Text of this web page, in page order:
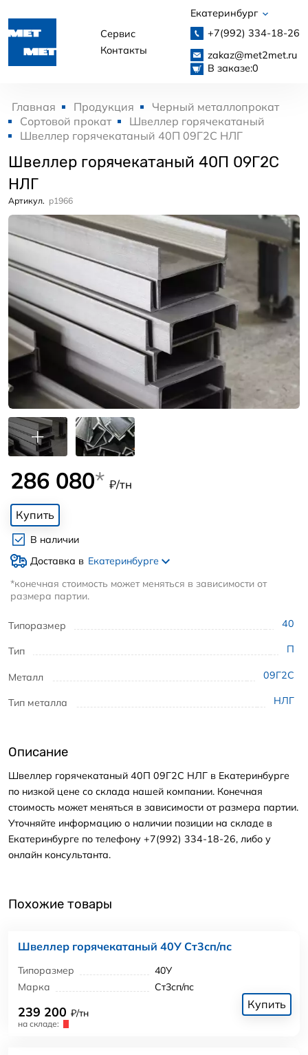
Сервис
Контакты
Екатеринбург
+7(992) 334-18-26
zakaz@met2met.ru
В заказе:0
Главная Продукция
Черный металлопрокат
Сортовой прокат
Швеллер горячекатаный
Швеллер горячекатаный 40П 09Г2С НЛГ
Швеллер горячекатаный 40П 09Г2С
НЛГ
Артикул. p1966
Типоразмер 40
Тип П
Металл 09Г2С
Тип металла НЛГ
286 080* ₽/тн
Купить
В наличии
Доставка в Екатеринбурге
*конечная стоимость может меняться в зависимости от
размера партии.
Описание
Швеллер горячекатаный 40П 09Г2С НЛГ в Екатеринбурге
по низкой цене со склада нашей компании. Конечная
стоимость может меняться в зависимости от размера партии.
Уточняйте информацию о наличии позиции на складе в
Екатеринбурге по телефону +7(992) 334-18-26, либо у
онлайн консультанта.
Похожие товары
Швеллер горячекатаный 40У Ст3сп/пс
Типоразмер
40У
Марка
Ст3сп/пс
239 200 ₽/тн
на складе:
Купить